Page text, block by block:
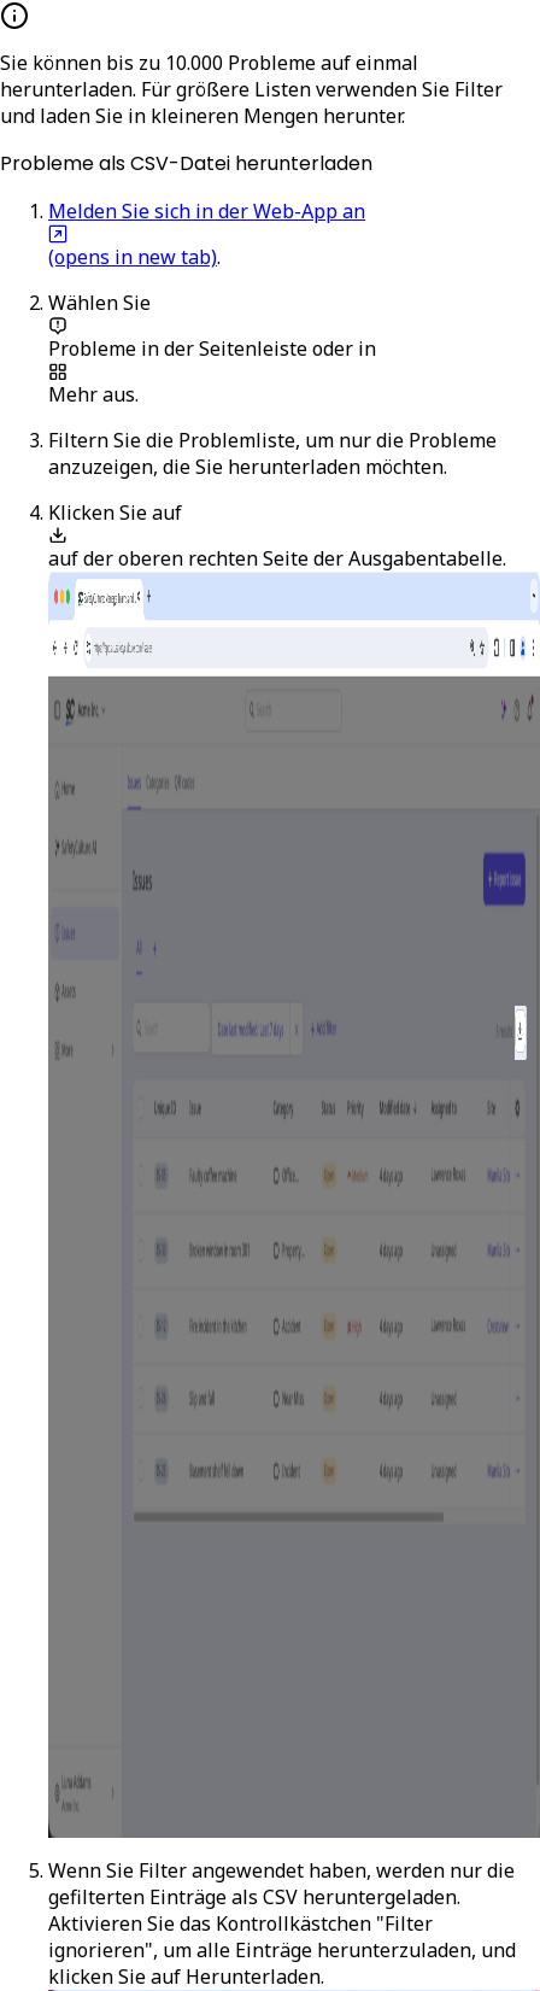
Sie können bis zu 10.000 Probleme auf einmal
herunterladen. Für größere Listen verwenden Sie Filter
und laden Sie in kleineren Mengen herunter.
Probleme als CSV-Datei herunterladen
Melden Sie sich in der Web-App an
(opens in new tab).
Wählen Sie
Probleme in der Seitenleiste oder in
Mehraus.
Filtern Sie die Problemliste, um nur die Probleme
anzuzeigen, die Sie herunterladen möchten.
Klicken Sie auf
auf der oberen rechten Seite der Ausgabentabelle.
Wenn Sie Filter angewendet haben, werden nur die
gefilterten Einträge als CSV heruntergeladen.
Aktivieren Sie das Kontrollkästchen "Filter
ignorieren", um alle Einträge herunterzuladen, und
klicken Sie auf Herunterladen.